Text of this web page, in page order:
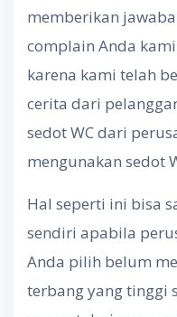
memberikan
complain Anda
karena kami telah
cerita dari
sedot WC dari
mengunakan sedot
Hal seperti ini bisa
sendiri apabila
Anda pilih belum
terbang yang tinggi